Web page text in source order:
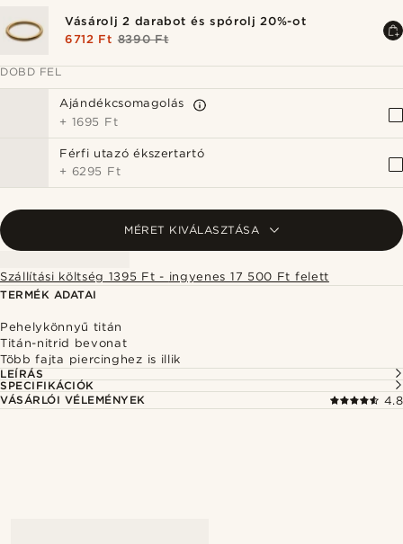
Vásárolj 2 darabot és spórolj 20%-ot
6712 Ft 8390 Ft
DOBD FEL
Ajándékcsomagolás
+ 1695 Ft
Férfi utazó ékszertartó
+ 6295 Ft
MÉRET KIVÁLASZTÁSA
Szállítási költség 1395 Ft - ingyenes 17 500 Ft felett
TERMÉK ADATAI
Pehelykönnyű titán
Titán-nitrid bevonat
Több fajta piercinghez is illik
LEÍRÁS
SPECIFIKÁCIÓK
VÁSÁRLÓI VÉLEMÉNYEK
4.8